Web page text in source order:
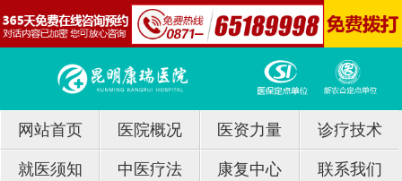
网站首页 医院概况 医资力量 诊疗技术
就医须知 中医疗法 康复中心 联系我们